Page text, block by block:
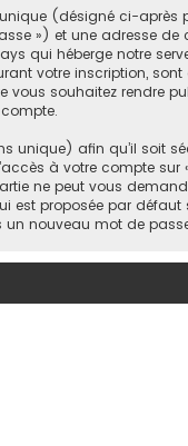
(désigné ci-après
») et une adresse de
qui héberge notre
votre inscription,
souhaitez rendre
unique) afin qu’il soit
à votre compte
ne peut vous
est proposée par
nouveau mot de